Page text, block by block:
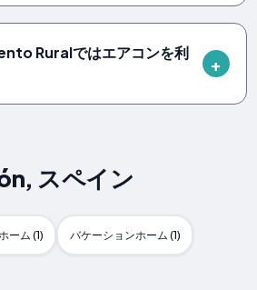
Ruralではエアコンを利
スペイン
ーム (1) バケーションホーム (1)